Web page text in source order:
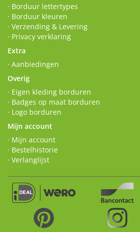
· Borduur lettertypes
· Borduur kleuren
· Verzending & Levering
· Privacy verklaring
Extra
· Aanbiedingen
Overig
· Eigen kleding borduren
· Badges op maat borduren
· Logo borduren
Mijn account
· Mijn account
· Bestelhistorie
· Verlanglijst